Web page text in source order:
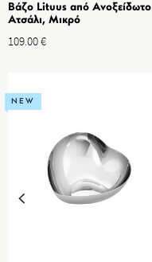
Βάζο Lituus από Ανοξείδωτο
Ατσάλι, Μικρό
109.00€
NEW